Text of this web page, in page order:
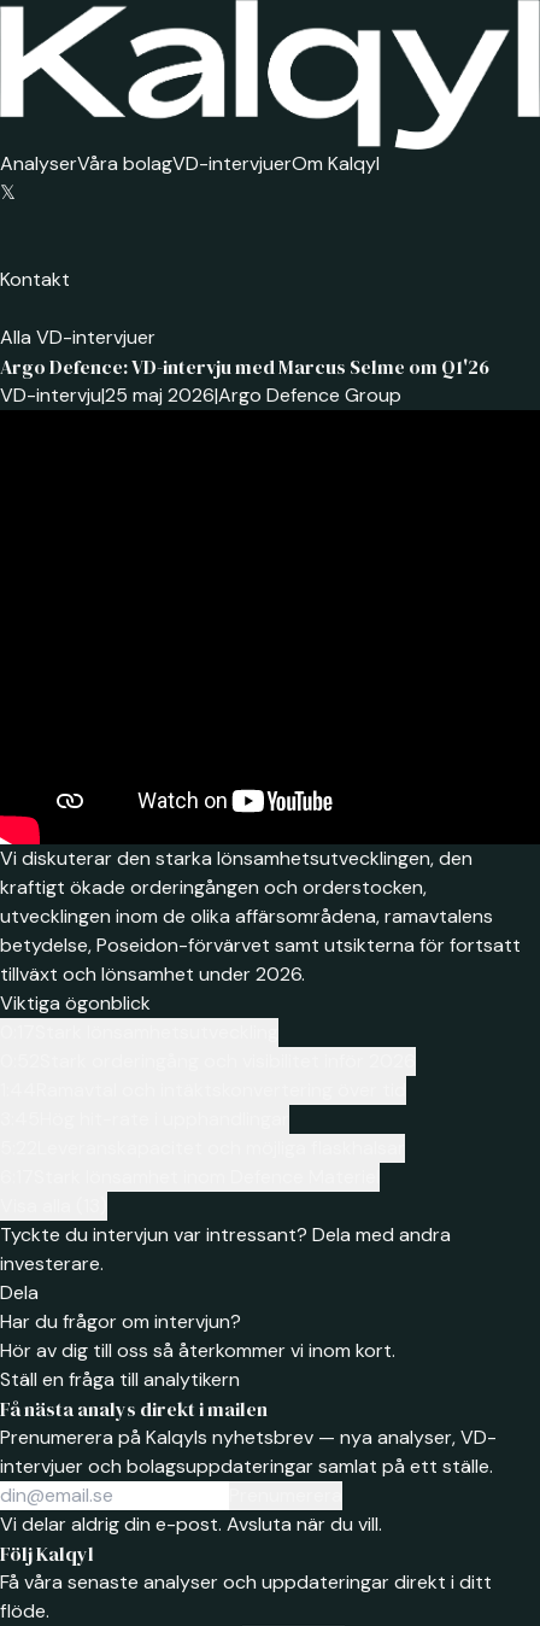
AnalyserVåra bolagVD-intervjuerOm Kalqyl
𝕏
Kontakt
Alla VD-intervjuer
Argo Defence: VD-intervju med Marcus Selme om Q1'26
VD-intervju|25 maj 2026|Argo Defence Group
Vi diskuterar den starka lönsamhetsutvecklingen, den
kraftigt ökade orderingången och orderstocken,
utvecklingen inom de olika affärsområdena, ramavtalens
betydelse, Poseidon-förvärvet samt utsikterna för fortsatt
tillväxt och lönsamhet under 2026.
Viktiga ögonblick
Tyckte du intervjun var intressant? Dela med andra
investerare.
Dela
Har du frågor om intervjun?
Hör av dig till oss så återkommer vi inom kort.
Ställ en fråga till analytikern
Få nästa analys direkt i mailen
Prenumerera på Kalqyls nyhetsbrev — nya analyser, VD-
intervjuer och bolagsuppdateringar samlat på ett ställe.
Vi delar aldrig din e-post. Avsluta när du vill.
Följ Kalqyl
Få våra senaste analyser och uppdateringar direkt i ditt
flöde.